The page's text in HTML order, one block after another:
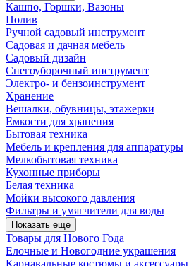
Кашпо, Горшки, Вазоны
Полив
Ручной садовый инструмент
Садовая и дачная мебель
Садовый дизайн
Снегоуборочный инструмент
Электро- и бензоинструмент
Хранение
Вешалки, обувницы, этажерки
Емкости для хранения
Бытовая техника
Мебель и крепления для аппаратуры
Мелкобытовая техника
Кухонные приборы
Белая техника
Мойки высокого давления
Фильтры и умягчители для воды
Показать еще
Товары для Нового Года
Елочные и Новогодние украшения
Карнавальные костюмы и аксессуары